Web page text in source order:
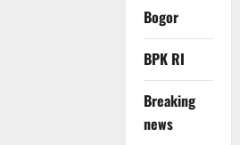
Bogor
BPK RI
Breaking
news